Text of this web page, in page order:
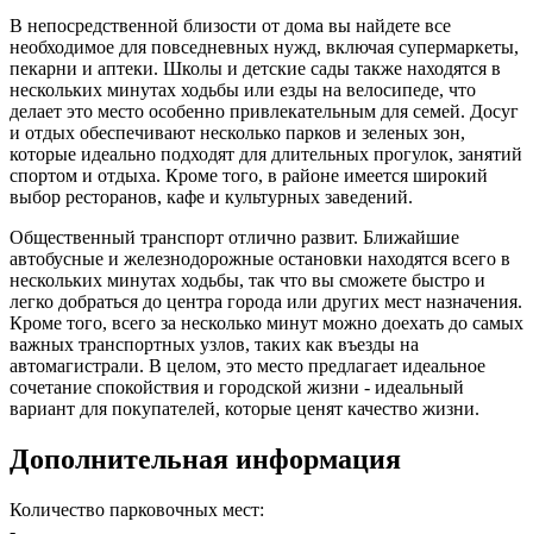
В непосредственной близости от дома вы найдете все
необходимое для повседневных нужд, включая супермаркеты,
пекарни и аптеки. Школы и детские сады также находятся в
нескольких минутах ходьбы или езды на велосипеде, что
делает это место особенно привлекательным для семей. Досуг
и отдых обеспечивают несколько парков и зеленых зон,
которые идеально подходят для длительных прогулок, занятий
спортом и отдыха. Кроме того, в районе имеется широкий
выбор ресторанов, кафе и культурных заведений.
Общественный транспорт отлично развит. Ближайшие
автобусные и железнодорожные остановки находятся всего в
нескольких минутах ходьбы, так что вы сможете быстро и
легко добраться до центра города или других мест назначения.
Кроме того, всего за несколько минут можно доехать до самых
важных транспортных узлов, таких как въезды на
автомагистрали. В целом, это место предлагает идеальное
сочетание спокойствия и городской жизни - идеальный
вариант для покупателей, которые ценят качество жизни.
Дополнительная информация
Количество парковочных мест: